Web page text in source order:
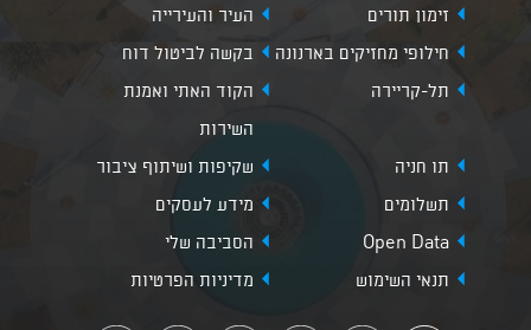
זימון תורים
העיר והעירייה
חילופי מחזיקים בארנונה
בקשה לביטול דוח
תל-קריירה
הקוד האתי ואמנת
השירות
תו חניה
שקיפות ושיתוף ציבור
תשלומים
מידע לעסקים
Open Data
הסביבה שלי
תנאי השימוש
מדיניות הפרטיות